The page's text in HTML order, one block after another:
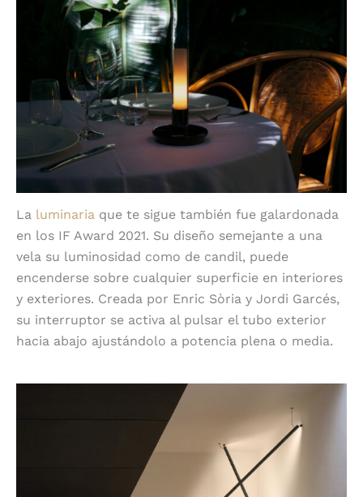
La luminaria que te sigue también fue galardonada
en los IF Award 2021. Su diseño semejante a una
vela su luminosidad como de candil, puede
encenderse sobre cualquier superficie en interiores
y exteriores. Creada por Enric Sòria y Jordi Garcés,
su interruptor se activa al pulsar el tubo exterior
hacia abajo ajustándolo a potencia plena o media.